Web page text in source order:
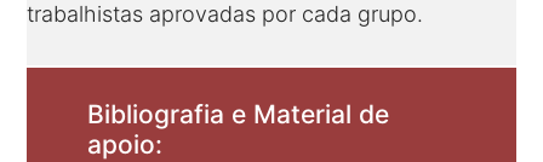
trabalhistas aprovadas por cada grupo.
Bibliografia e Material de
apoio: